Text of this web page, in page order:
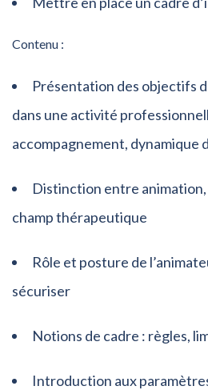
Contenu :
Présentation des objectifs
dans une activité
accompagnement, dynamique
Distinction entre
champ thérapeutique
Rôle et posture de
sécuriser
Notions de cadre : règles,
Introduction aux